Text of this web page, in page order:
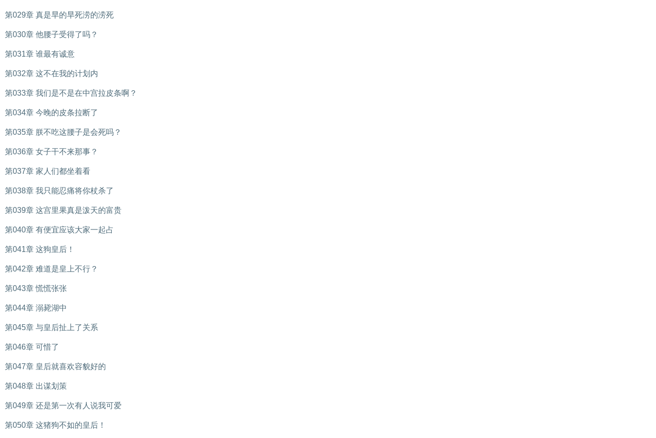
第029章 真是旱的旱死涝的涝死
第030章 他腰子受得了吗？
第031章 谁最有诚意
第032章 这不在我的计划内
第033章 我们是不是在中宫拉皮条啊？
第034章 今晚的皮条拉断了
第035章 朕不吃这腰子是会死吗？
第036章 女子干不来那事？
第037章 家人们都坐着看
第038章 我只能忍痛将你杖杀了
第039章 这宫里果真是泼天的富贵
第040章 有便宜应该大家一起占
第041章 这狗皇后！
第042章 难道是皇上不行？
第043章 慌慌张张
第044章 溺毙湖中
第045章 与皇后扯上了关系
第046章 可惜了
第047章 皇后就喜欢容貌好的
第048章 出谋划策
第049章 还是第一次有人说我可爱
第050章 这猪狗不如的皇后！